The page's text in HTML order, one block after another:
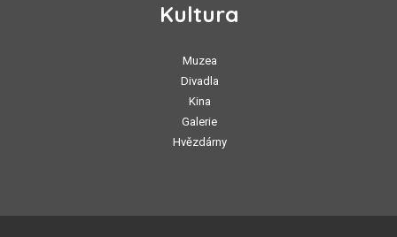
Kultura
Muzea
Divadla
Kina
Galerie
Hvězdárny